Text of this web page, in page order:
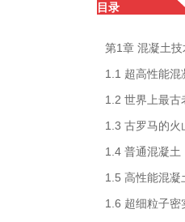
目录
第1章 混凝土
1.1 超高性能
1.2 世界上最古
1.3 古罗马的火
1.4 普通混凝土
1.5 高性能混凝
1.6 超细粒子密